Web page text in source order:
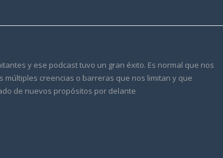
y ese podcast tuvo un gran éxito. Es normal que nos
creencias o barreras que nos limitan y que
de nuevos propósitos por delante